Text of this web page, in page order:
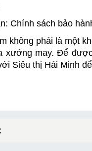
Chính sách bảo
không phải là một
xưởng may. Để
Siêu thị Hải Minh